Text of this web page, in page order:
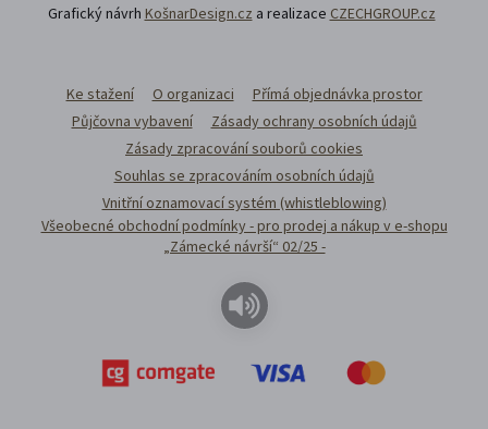
Grafický návrh KošnarDesign.cz a realizace CZECHGROUP.cz
Ke stažení O organizaci
Přímá objednávka prostor
Půjčovna vybavení
Zásady ochrany osobních údajů
Zásady zpracování souborů cookies
Souhlas se zpracováním osobních údajů
Vnitřní oznamovací systém (whistleblowing)
Všeobecné obchodní podmínky - pro prodej a nákup v e-shopu
„Zámecké návrší“ 02/25 -